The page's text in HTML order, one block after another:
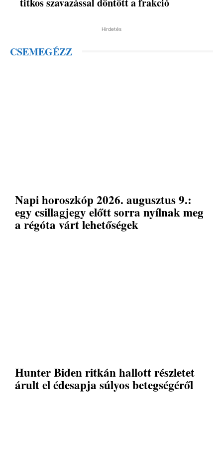
Hirdetés
CSEMEGÉZZ
Napi horoszkóp 2026. augusztus 9.:
egy csillagjegy előtt sorra nyílnak meg
a régóta várt lehetőségek
Hunter Biden ritkán hallott részletet
árult el édesapja súlyos betegségéről